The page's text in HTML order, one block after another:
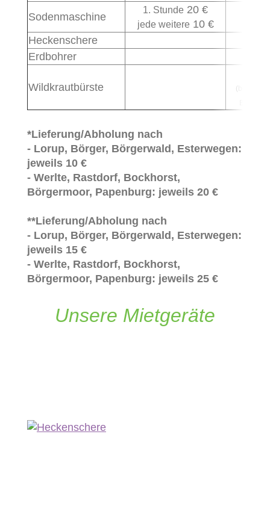
Sodenmaschine
1. Stunde 20 €
jede weitere 10 €
Heckenschere
Erdbohrer
Wildkrautbürste
(bei 1 Satz
*Lieferung/Abholung nach
- Lorup, Börger, Börgerwald, Esterwegen:
jeweils 10 €
- Werlte, Rastdorf, Bockhorst,
Börgermoor, Papenburg: jeweils 20 €
**Lieferung/Abholung nach
- Lorup, Börger, Börgerwald, Esterwegen:
jeweils 15 €
- Werlte, Rastdorf, Bockhorst,
Börgermoor, Papenburg: jeweils 25 €
Unsere Mietgeräte